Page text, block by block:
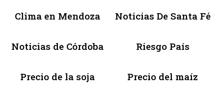
Clima en Mendoza Noticias De Santa Fé
Noticias de Córdoba Riesgo País
Precio de la soja Precio del maíz